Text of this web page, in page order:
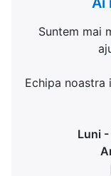
Suntem mai
Echipa
Luni